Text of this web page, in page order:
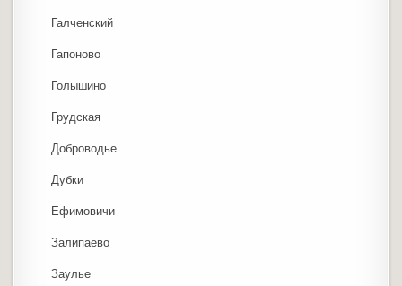
Галченский
Гапоново
Голышино
Грудская
Доброводье
Дубки
Ефимовичи
Залипаево
Заулье